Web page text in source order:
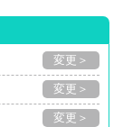
変更＞
変更＞
変更＞